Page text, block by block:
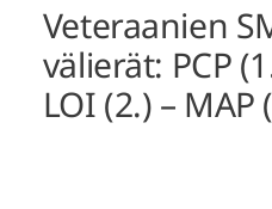
Veteraanien
välierät: PCP
LOI (2.) – MAP